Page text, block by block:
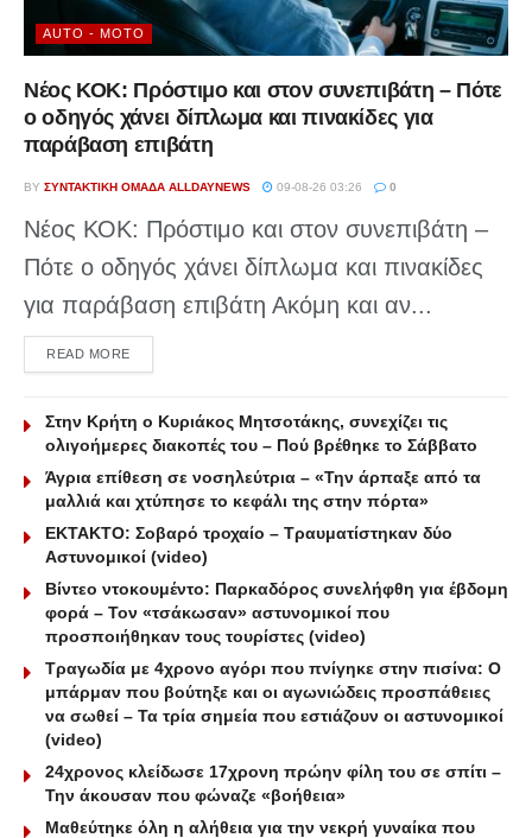
AUTO - MOTO
Νέος ΚΟΚ: Πρόστιμο και στον συνεπιβάτη – Πότε
ο οδηγός χάνει δίπλωμα και πινακίδες για
παράβαση επιβάτη
BY ΣΥΝΤΑΚΤΙΚΉ ΟΜΆΔΑ ALLDAYNEWS 09-08-26 03:26 0
Νέος ΚΟΚ: Πρόστιμο και στον συνεπιβάτη –
Πότε ο οδηγός χάνει δίπλωμα και πινακίδες
για παράβαση επιβάτη Ακόμη και αν...
READ MOREDETAILS
Στην Κρήτη ο Κυριάκος Μητσοτάκης, συνεχίζει τις
ολιγοήμερες διακοπές του – Πού βρέθηκε το Σάββατο
Άγρια επίθεση σε νοσηλεύτρια – «Την άρπαξε από τα
μαλλιά και χτύπησε το κεφάλι της στην πόρτα»
ΕΚΤΑΚΤΟ: Σοβαρό τροχαίο – Τραυματίστηκαν δύο
Αστυνομικοί (video)
Βίντεο ντοκουμέντο: Παρκαδόρος συνελήφθη για έβδομη
φορά – Τον «τσάκωσαν» αστυνομικοί που
προσποιήθηκαν τους τουρίστες (video)
Τραγωδία με 4χρονο αγόρι που πνίγηκε στην πισίνα: O
μπάρμαν που βούτηξε και οι αγωνιώδεις προσπάθειες
να σωθεί – Τα τρία σημεία που εστιάζουν οι αστυνομικοί
(video)
24χρονος κλείδωσε 17χρονη πρώην φίλη του σε σπίτι –
Την άκουσαν που φώναζε «βοήθεια»
Μαθεύτηκε όλη η αλήθεια για την νεκρή γυναίκα που